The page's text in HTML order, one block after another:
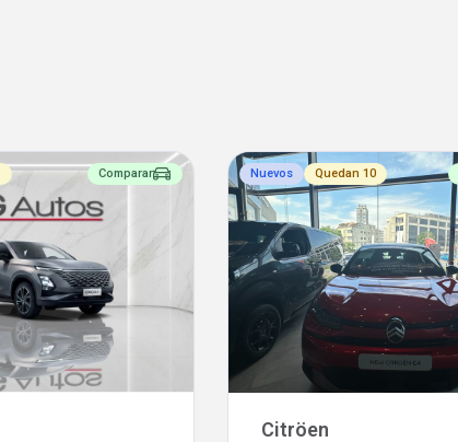
Comparar Nuevos Quedan 10
Citröen